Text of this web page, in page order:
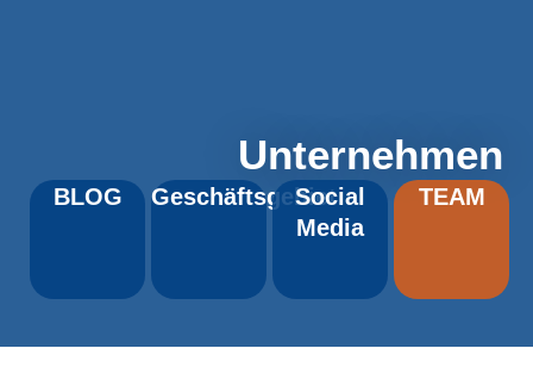
Unternehmen
BLOG Geschäftsgebiet
Social
Media
TEAM